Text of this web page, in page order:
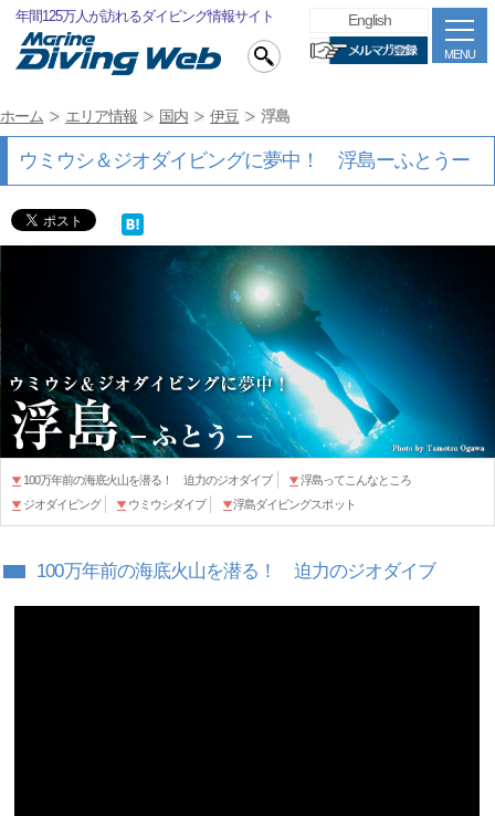
年間125万人が訪れるダイビング情報サイト
MENU
English
ホーム エリア情報 国内 伊豆 浮島
ウミウシ＆ジオダイビングに夢中！ 浮島ーふとうー
100万年前の海底火山を潜る！ 迫力のジオダイブ
浮島ってこんなところ
ジオダイビング
ウミウシダイブ 浮島ダイビングスポット
100万年前の海底火山を潜る！ 迫力のジオダイブ